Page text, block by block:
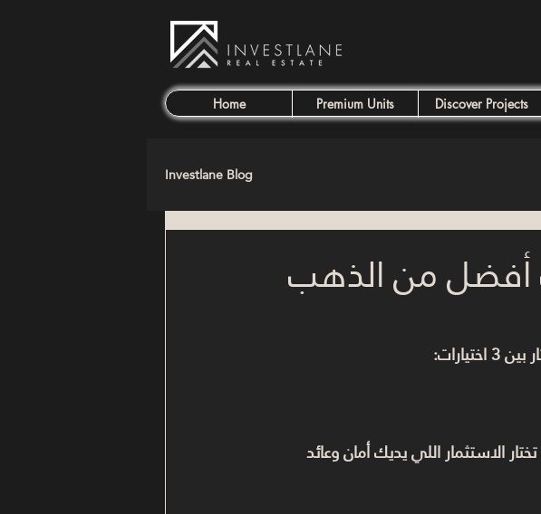
Home Premium Units Discover Projects
Investlane Blog
أفضل من الذهب
الاستثمار اللي يديك أمان وعائد